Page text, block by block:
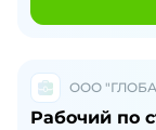
ООО
Рабочий по